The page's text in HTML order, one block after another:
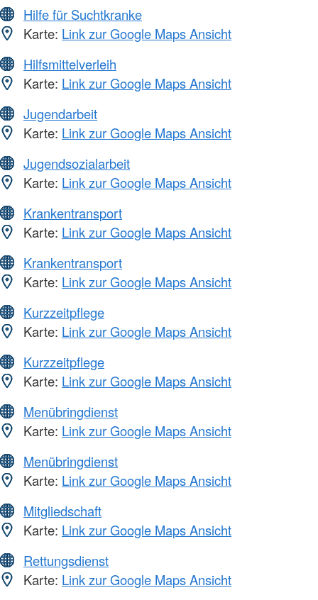
Hilfe für Suchtkranke
Karte: Link zur Google Maps Ansicht
Hilfsmittelverleih
Karte: Link zur Google Maps Ansicht
Jugendarbeit
Karte: Link zur Google Maps Ansicht
Jugendsozialarbeit
Karte: Link zur Google Maps Ansicht
Krankentransport
Karte: Link zur Google Maps Ansicht
Krankentransport
Karte: Link zur Google Maps Ansicht
Kurzzeitpflege
Karte: Link zur Google Maps Ansicht
Kurzzeitpflege
Karte: Link zur Google Maps Ansicht
Menübringdienst
Karte: Link zur Google Maps Ansicht
Menübringdienst
Karte: Link zur Google Maps Ansicht
Mitgliedschaft
Karte: Link zur Google Maps Ansicht
Rettungsdienst
Karte: Link zur Google Maps Ansicht